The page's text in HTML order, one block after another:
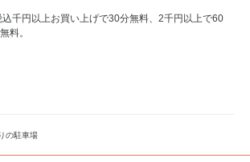
千円以上お買い上げで30分無料、2千円以上で60
料。
の駐車場